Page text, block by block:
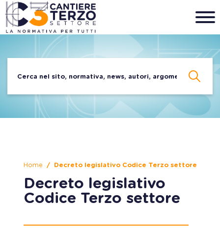
Home Decreto legislativo Codice Terzo settore
Decreto legislativo
Codice Terzo settore